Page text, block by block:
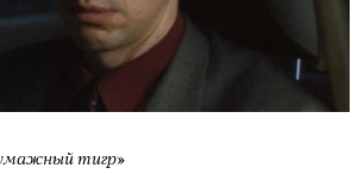
тигр»